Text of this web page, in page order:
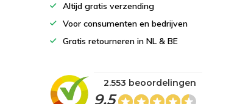
Altijd gratis verzending
Voor consumenten en bedrijven
Gratis retourneren in NL & BE
9.5
2.553 beoordelingen